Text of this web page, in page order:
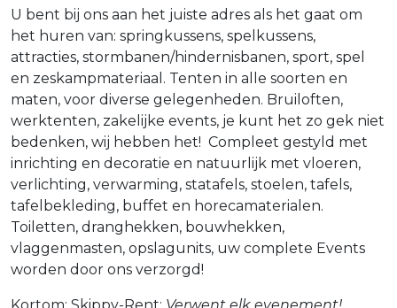
U bent bij ons aan het juiste adres als het gaat om
het huren van: springkussens, spelkussens,
attracties, stormbanen/hindernisbanen, sport, spel
en zeskampmateriaal. Tenten in alle soorten en
maten, voor diverse gelegenheden. Bruiloften,
werktenten, zakelijke events, je kunt het zo gek niet
bedenken, wij hebben het! Compleet gestyld met
inrichting en decoratie en natuurlijk met vloeren,
verlichting, verwarming, statafels, stoelen, tafels,
tafelbekleding, buffet en horecamaterialen.
Toiletten, dranghekken, bouwhekken,
vlaggenmasten, opslagunits, uw complete Events
worden door ons verzorgd!
Kortom: Skippy-Rent: Verwent elk evenement!